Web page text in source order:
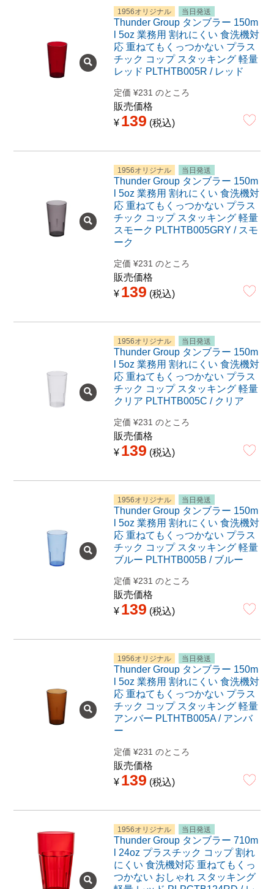
1956オリジナル 当日発送
Thunder Group タンブラー 150m
l 5oz 業務用 割れにくい 食洗機対
応 重ねてもくっつかない プラス
チック コップ スタッキング 軽量
レッド PLTHTB005R / レッド
定価 ¥231 のところ
販売価格
¥ 139 税込
1956オリジナル 当日発送
Thunder Group タンブラー 150m
l 5oz 業務用 割れにくい 食洗機対
応 重ねてもくっつかない プラス
チック コップ スタッキング 軽量
スモーク PLTHTB005GRY / スモ
ーク
定価 ¥231 のところ
販売価格
¥ 139 税込
1956オリジナル 当日発送
Thunder Group タンブラー 150m
l 5oz 業務用 割れにくい 食洗機対
応 重ねてもくっつかない プラス
チック コップ スタッキング 軽量
クリア PLTHTB005C / クリア
定価 ¥231 のところ
販売価格
¥ 139 税込
1956オリジナル 当日発送
Thunder Group タンブラー 150m
l 5oz 業務用 割れにくい 食洗機対
応 重ねてもくっつかない プラス
チック コップ スタッキング 軽量
ブルー PLTHTB005B / ブルー
定価 ¥231 のところ
販売価格
¥ 139 税込
1956オリジナル 当日発送
Thunder Group タンブラー 150m
l 5oz 業務用 割れにくい 食洗機対
応 重ねてもくっつかない プラス
チック コップ スタッキング 軽量
アンバー PLTHTB005A / アンバ
ー
定価 ¥231 のところ
販売価格
¥ 139 税込
1956オリジナル 当日発送
Thunder Group タンブラー 710m
l 24oz プラスチック コップ 割れ
にくい 食洗機対応 重ねてもくっ
つかない おしゃれ スタッキング